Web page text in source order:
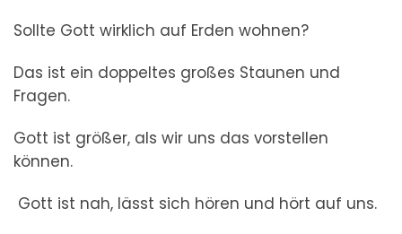
Sollte Gott wirklich auf Erden wohnen?
Das ist ein doppeltes großes Staunen und
Fragen.
Gott ist größer, als wir uns das vorstellen
können.
Gott ist nah, lässt sich hören und hört auf uns.